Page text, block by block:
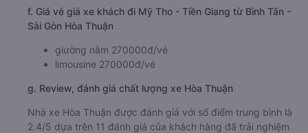
f. Giá vé giá xe khách đi Mỹ Tho - Tiền Giang từ Bình Tân -
Sài Gòn Hòa Thuận
giường nằm 270000đ/vé
limousine 270000đ/vé
g. Review, đánh giá chất lượng xe Hòa Thuận
Nhà xe Hòa Thuận được đánh giá với số điểm trung bình là
2.4/5 dựa trên 11 đánh giá của khách hàng đã trải nghiệm